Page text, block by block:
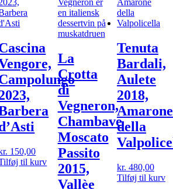
150,00
til kurv
La
Crotta
di
Vegneron,
Chambave
Moscato
Passito
2015,
Vallèe
Tenuta
Bardali,
Aulete
2018,
Amarone
della
kr. 480,00
Tilføj til kurv